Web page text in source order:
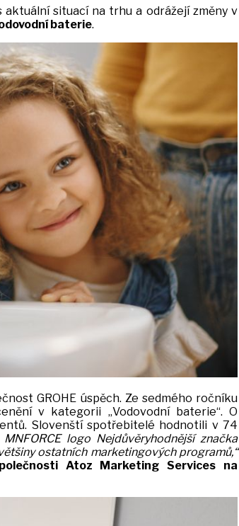
situací na trhu a odrážejí změny v
baterie.
GROHE úspěch. Ze sedmého ročníku
v kategorii „Vodovodní baterie“. O
Slovenští spotřebitelé hodnotili v 74
logo Nejdůvěryhodnější značka
ostatních marketingových programů,“
Atoz Marketing Services na